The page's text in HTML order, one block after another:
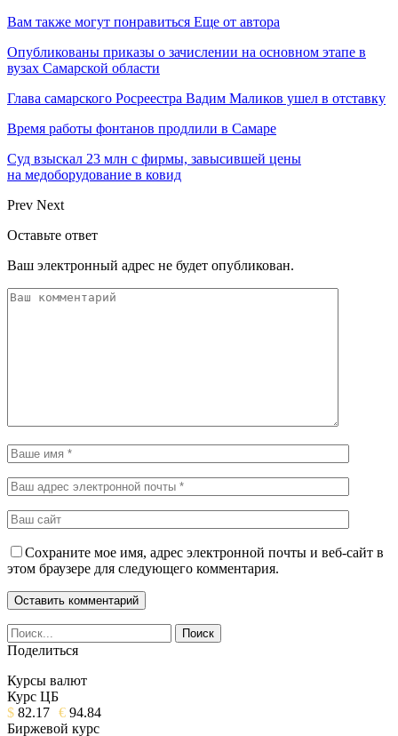
Вам также могут понравиться Еще от автора
Опубликованы приказы о зачислении на основном этапе в
вузах Самарской области
Глава самарского Росреестра Вадим Маликов ушел в отставку
Время работы фонтанов продлили в Самаре
Суд взыскал 23 млн с фирмы, завысившей цены
на медоборудование в ковид
Prev Next
Оставьте ответ
Ваш электронный адрес не будет опубликован.
Сохраните мое имя, адрес электронной почты и веб-сайт в
этом браузере для следующего комментария.
Поделиться
Курсы валют
Курс ЦБ
$ 82.17 € 94.84
Биржевой курс